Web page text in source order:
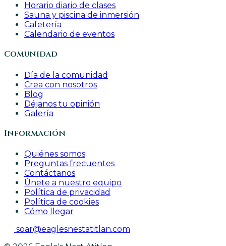
Horario diario de clases
Sauna y piscina de inmersión
Cafetería
Calendario de eventos
Comunidad
Día de la comunidad
Crea con nosotros
Blog
Déjanos tu opinión
Galería
Información
Quiénes somos
Preguntas frecuentes
Contáctanos
Únete a nuestro equipo
Política de privacidad
Política de cookies
Cómo llegar
soar@eaglesnestatitlan.com